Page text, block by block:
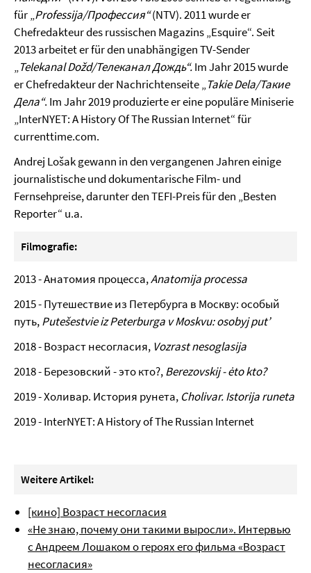
für „Professija/Профессия“(NTV). 2011 wurde er
Chefredakteur des russischen Magazins „Esquire“. Seit
2013 arbeitet er für den unabhängigen TV-Sender
„Telekanal Dožd/Телеканал Дождь“.Im Jahr 2015 wurde
er Chefredakteur der Nachrichtenseite „Takie Dela/Такие
Дела“. Im Jahr 2019 produzierte er eine populäre Miniserie
„InterNYET: A History Of The Russian Internet“ für
currenttime.com.
Andrej Lošak gewann in den vergangenen Jahren einige
journalistische und dokumentarische Film- und
Fernsehpreise, darunter den TEFI-Preis für den „Besten
Reporter“ u.a.
Filmografie:
2013 - Анатомия процесса,Anatomija processa
2015 - Путешествие из Петербурга в Москву: особый
путь,Putešestvie iz Peterburga v Moskvu: osobyj put’
2018 - Возраст несогласия, Vozrast nesoglasija
2018 - Березовский - это кто?,Berezovskij - ėto kto?
2019 - Холивар. История рунета, Cholivar. Istorija runeta
2019 - InterNYET: A History of The Russian Internet
WeitereArtikel:
[кино] Возраст несогласия
«Не знаю, почему они такими выросли». Интервью
с Андреем Лошаком о героях его фильма «Возраст
несогласия»